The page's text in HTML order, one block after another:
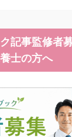
記事監修者
士の方へ